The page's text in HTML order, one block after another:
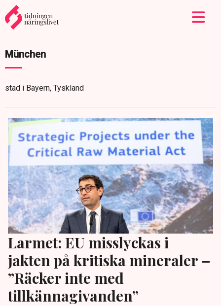
München
stad i Bayern, Tyskland
Larmet: EU misslyckas i
jakten på kritiska mineraler –
”Räcker inte med
tillkännagivanden”